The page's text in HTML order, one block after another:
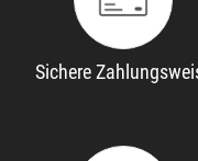
Sichere